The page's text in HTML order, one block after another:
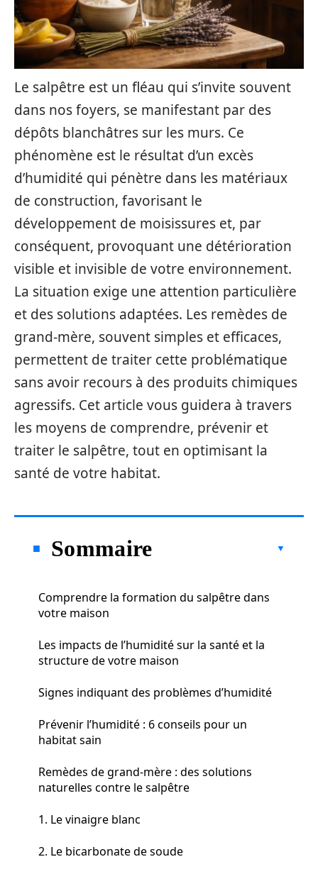
Le salpêtre est un fléau qui s’invite souvent
dans nos foyers, se manifestant par des
dépôts blanchâtres sur les murs. Ce
phénomène est le résultat d’un excès
d’humidité qui pénètre dans les matériaux
de construction, favorisant le
développement de moisissures et, par
conséquent, provoquant une détérioration
visible et invisible de votre environnement.
La situation exige une attention particulière
et des solutions adaptées. Les remèdes de
grand-mère, souvent simples et efficaces,
permettent de traiter cette problématique
sans avoir recours à des produits chimiques
agressifs. Cet article vous guidera à travers
les moyens de comprendre, prévenir et
traiter le salpêtre, tout en optimisant la
santé de votre habitat.
Sommaire
Comprendre la formation du salpêtre dans
votre maison
Les impacts de l’humidité sur la santé et la
structure de votre maison
Signes indiquant des problèmes d’humidité
Prévenir l’humidité : 6 conseils pour un
habitat sain
Remèdes de grand-mère : des solutions
naturelles contre le salpêtre
1. Le vinaigre blanc
2. Le bicarbonate de soude